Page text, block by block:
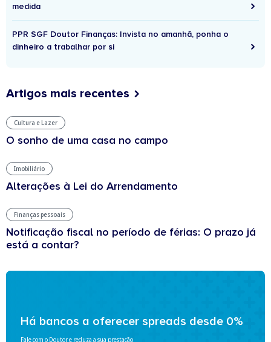
medida
PPR SGF Doutor Finanças: Invista no amanhã, ponha o
dinheiro a trabalhar por si
Artigos mais recentes
Cultura e Lazer
O sonho de uma casa no campo
Imobiliário
Alterações à Lei do Arrendamento
Finanças pessoais
Notificação fiscal no período de férias: O prazo já
está a contar?
Há bancos a oferecer spreads desde 0%
Fale com o Doutor e reduza a sua prestação